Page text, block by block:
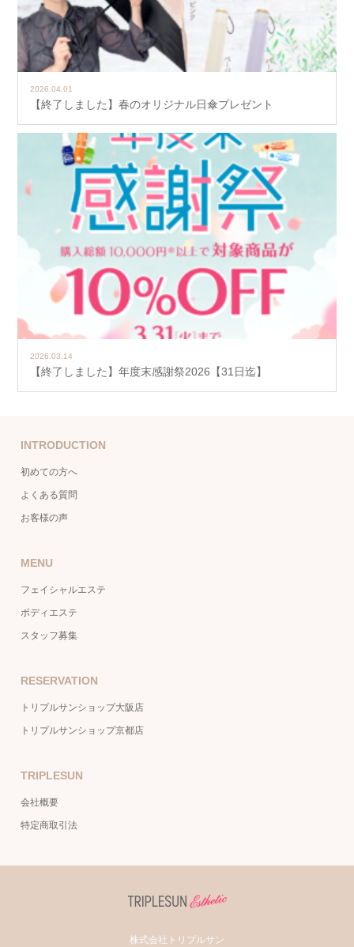
2026.04.01
【終了しました】春のオリジナル日傘プレゼント
2026.03.14
【終了しました】年度末感謝祭2026【31日迄】
INTRODUCTION
初めての方へ
よくある質問
お客様の声
MENU
フェイシャルエステ
ボディエステ
スタッフ募集
RESERVATION
トリプルサンショップ大阪店
トリプルサンショップ京都店
TRIPLESUN
会社概要
特定商取引法
株式会社トリプルサン